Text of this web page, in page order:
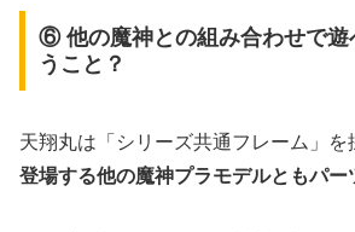
⑥ 他の魔神との組み合わせで遊
うこと？
天翔丸は「シリーズ共通フレーム」を
登場する他の魔神プラモデルともパー